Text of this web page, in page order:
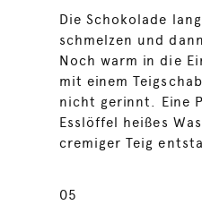
Die Schokolade
schmelzen und
Noch warm in die
mit einem
nicht gerinnt. Eine
Esslöffel heißes
cremiger Teig
05